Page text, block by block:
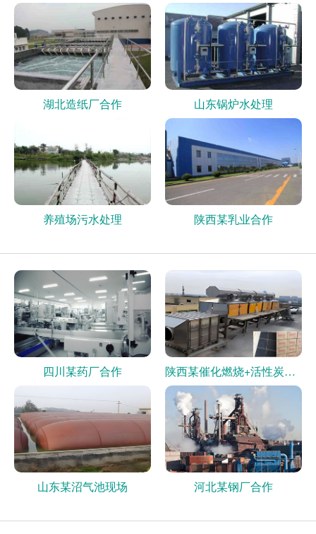
湖北造纸厂合作 山东锅炉水处理
养殖场污水处理 陕西某乳业合作
四川某药厂合作 陕西某催化燃烧+活性炭现场
山东某沼气池现场 河北某钢厂合作